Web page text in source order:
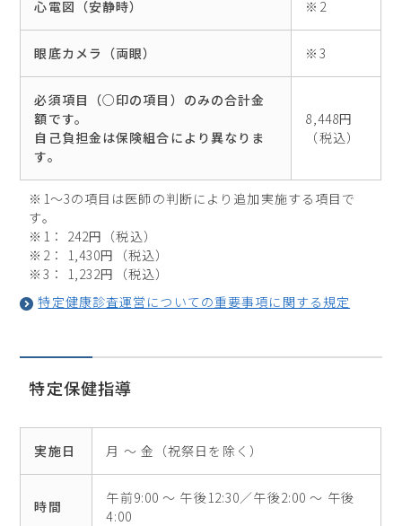
心電図（安静時） ※2
眼底カメラ（両眼） ※3
必須項目（○印の項目）のみの合計金
額です。
自己負担金は保険組合により異なりま
す。
8,448円
（税込）
※1～3の項目は医師の判断により追加実施する項目で
す。
※1： 242円（税込）
※2： 1,430円（税込）
※3： 1,232円（税込）
特定健康診査運営についての重要事項に関する規定
特定保健指導
実施日 月 ～ 金（祝祭日を除く）
時間
午前9:00 ～ 午後12:30／午後2:00 ～ 午後
4:00